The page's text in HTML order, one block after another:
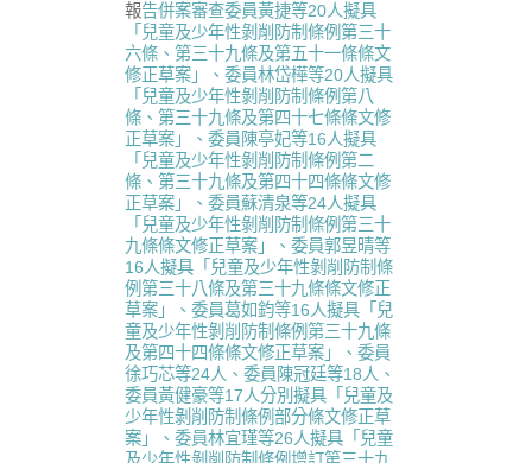
報告併案審查委員黃捷等20人擬具
「兒童及少年性剝削防制條例第三十
六條、第三十九條及第五十一條條文
修正草案」、委員林岱樺等20人擬具
「兒童及少年性剝削防制條例第八
條、第三十九條及第四十七條條文修
正草案」、委員陳亭妃等16人擬具
「兒童及少年性剝削防制條例第二
條、第三十九條及第四十四條條文修
正草案」、委員蘇清泉等24人擬具
「兒童及少年性剝削防制條例第三十
九條條文修正草案」、委員郭昱晴等
16人擬具「兒童及少年性剝削防制條
例第三十八條及第三十九條條文修正
草案」、委員葛如鈞等16人擬具「兒
童及少年性剝削防制條例第三十九條
及第四十四條條文修正草案」、委員
徐巧芯等24人、委員陳冠廷等18人、
委員黃健豪等17人分別擬具「兒童及
少年性剝削防制條例部分條文修正草
案」、委員林宜瑾等26人擬具「兒童